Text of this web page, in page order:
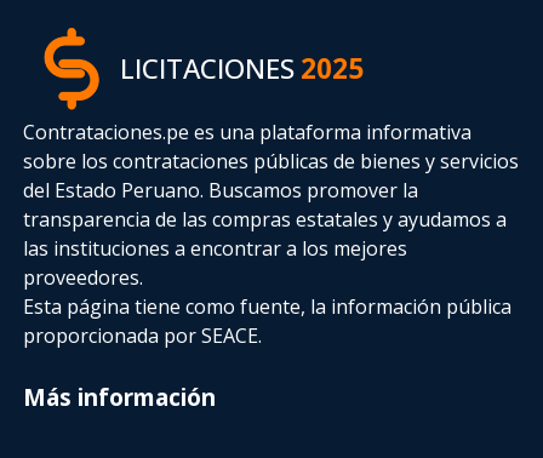
LICITACIONES2025
Contrataciones.pe es una plataforma informativa
sobre los contrataciones públicas de bienes y servicios
del Estado Peruano. Buscamos promover la
transparencia de las compras estatalesy ayudamos a
las instituciones a encontrar a los mejores
proveedores.
Esta página tiene como fuente, la información pública
proporcionada por SEACE.
Más información